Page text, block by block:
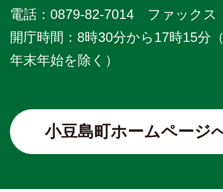
電話：0879-82-7014 ファックス
開庁時間：8時30分から17時15分
年末年始を除く）
小豆島町ホームページ